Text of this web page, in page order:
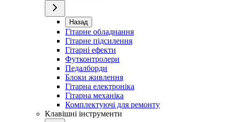
Назад
Гітарне обладнання
Гітарне підсилення
Гітарні ефекти
Футконтролери
Педалборди
Блоки живлення
Гітарна електроніка
Гітарна механіка
Комплектуючі для ремонту
Клавішні інструменти